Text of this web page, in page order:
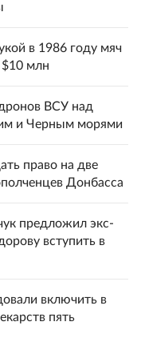
в 1986 году мяч
млн
ВСУ над
и Черным морями
право на две
Донбасса
предложил экс-
вступить в
включить в
пять